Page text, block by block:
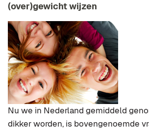
(over)gewicht wijzen
Nu we in Nederland gemiddeld
dikker worden, is bovengenoemde